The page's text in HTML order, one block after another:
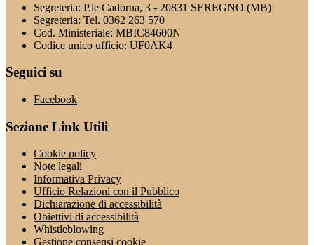
Segreteria: P.le Cadorna, 3 - 20831 SEREGNO (MB)
Segreteria: Tel. 0362 263 570
Cod. Ministeriale: MBIC84600N
Codice unico ufficio: UF0AK4
Seguici su
Facebook
Sezione Link Utili
Cookie policy
Note legali
Informativa Privacy
Ufficio Relazioni con il Pubblico
Dichiarazione di accessibilità
Obiettivi di accessibilità
Whistleblowing
Gestione consensi cookie